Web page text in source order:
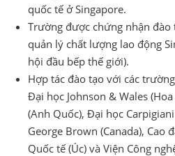
quốc tế ở Singapore.
Trường được chứng nhận đào
quản lý chất lượng lao động
hội đầu bếp thế giới).
Hợp tác đào tạo với các
Đại học Johnson & Wales
(Anh Quốc), Đại học
George Brown (Canada), Cao
Quốc tế (Úc) và Viện Công